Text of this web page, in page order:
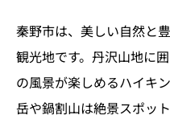
秦野市は、美しい自然と
観光地です。丹沢山地に
の風景が楽しめるハイキ
岳や鍋割山は絶景スポッ